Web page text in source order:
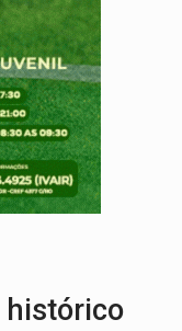
carro deixa quatro mortos e um em
projeção nacional com participação de
de chuvas isoladas nesta
Geral delibera greve da educação
abre oficina de Comunicação com
histórico